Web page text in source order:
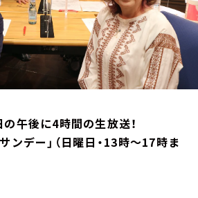
の午後に4時間の生放送！
ンデー」（日曜日・13時～17時ま